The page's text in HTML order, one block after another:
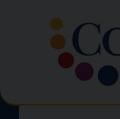
content